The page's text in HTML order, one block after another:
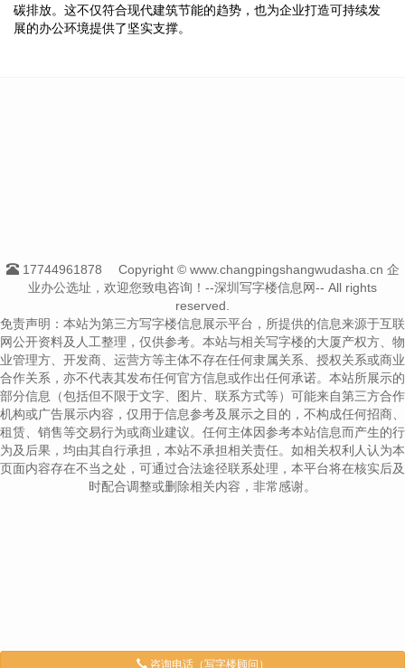
碳排放。这不仅符合现代建筑节能的趋势，也为企业打造可持续发
展的办公环境提供了坚实支撑。
17744961878
Copyright © www.changpingshangwudasha.cn 企
业办公选址，欢迎您致电咨询！--深圳写字楼信息网-- All rights
reserved.
免责声明：本站为第三方写字楼信息展示平台，所提供的信息来源于互联
网公开资料及人工整理，仅供参考。本站与相关写字楼的大厦产权方、物
业管理方、开发商、运营方等主体不存在任何隶属关系、授权关系或商业
合作关系，亦不代表其发布任何官方信息或作出任何承诺。本站所展示的
部分信息（包括但不限于文字、图片、联系方式等）可能来自第三方合作
机构或广告展示内容，仅用于信息参考及展示之目的，不构成任何招商、
租赁、销售等交易行为或商业建议。任何主体因参考本站信息而产生的行
为及后果，均由其自行承担，本站不承担相关责任。如相关权利人认为本
页面内容存在不当之处，可通过合法途径联系处理，本平台将在核实后及
时配合调整或删除相关内容，非常感谢。
咨询电话（写字楼顾问）